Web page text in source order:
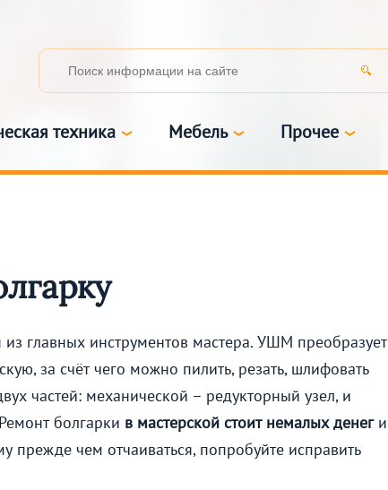
техника Мебель Прочее
главных инструментов мастера. УШМ преобразует
за счёт чего можно пилить, резать, шлифовать
частей: механической – редукторный узел, и
болгарки в мастерской стоит немалых денеги
прежде чем отчаиваться, попробуйте исправить